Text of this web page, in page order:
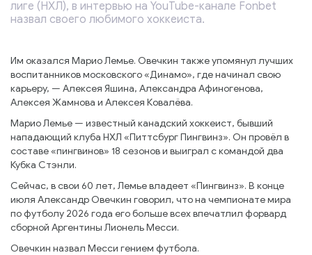
лиге (НХЛ), в интервью на YouTube-канале Fonbet
назвал своего любимого хоккеиста.
Им оказался Марио Лемье. Овечкин также упомянул лучших
воспитанников московского «Динамо», где начинал свою
карьеру, — Алексея Яшина, Александра Афиногенова,
Алексея Жамнова и Алексея Ковалёва.
Марио Лемье — известный канадский хоккеист, бывший
нападающий клуба НХЛ «Питтсбург Пингвинз». Он провёл в
составе «пингвинов» 18 сезонов и выиграл с командой два
Кубка Стэнли.
Сейчас, в свои 60 лет, Лемье владеет «Пингвинз». В конце
июля Александр Овечкин говорил, что на чемпионате мира
по футболу 2026 года его больше всех впечатлил форвард
сборной Аргентины Лионель Месси.
Овечкин назвал Месси гением футбола.